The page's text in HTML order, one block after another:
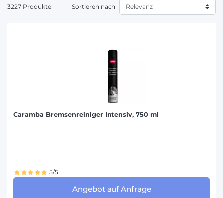
3227 Produkte Sortieren nach
Caramba Bremsenreiniger Intensiv, 750 ml
5/5
Angebot auf Anfrage